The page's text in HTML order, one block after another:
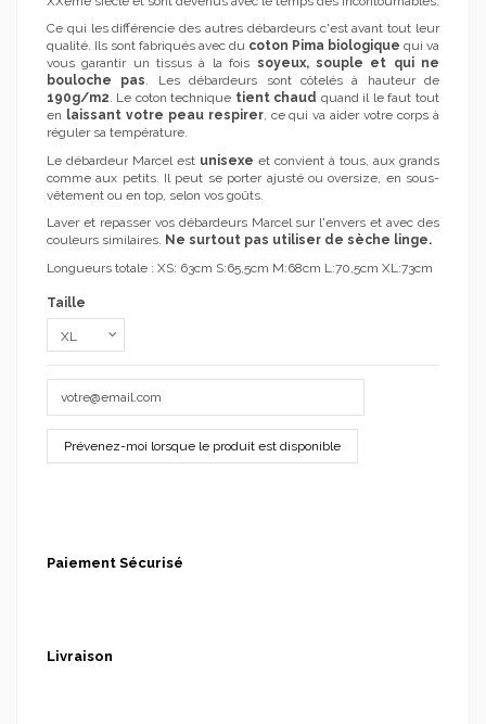
Ce qui les différencie des autres débardeurs c'est avant tout leur
qualité. Ils sont fabriqués avec du coton Pima biologique qui va
vous garantir un tissus à la fois soyeux, souple et qui ne
bouloche pas. Les débardeurs sont côtelés à hauteur de
190g/m2. Le coton technique tient chaud quand il le faut tout
en laissant votre peau respirer, ce qui va aider votre corps à
réguler sa température.
Le débardeur Marcel est unisexe et convient à tous, aux grands
comme aux petits. Il peut se porter ajusté ou oversize, en sous-
vêtement ou en top, selon vos goûts.
Laver et repasser vos débardeurs Marcel sur l'envers et avec des
couleurs similaires. Ne surtout pas utiliser de sèche linge.
Longueurs totale : XS: 63cm S:65,5cm M:68cm L:70,5cm XL:73cm
Taille
Paiement Sécurisé
Livraison